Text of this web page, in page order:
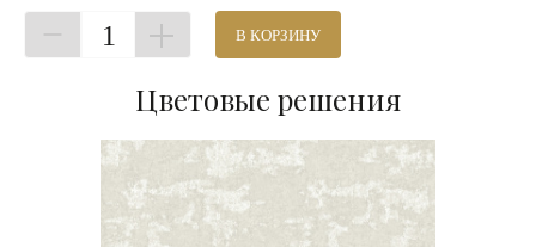
1 В КОРЗИНУ
Цветовые решения